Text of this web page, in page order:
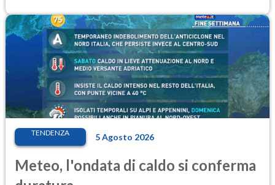
TENDENZA 5 Agosto 2026
Meteo, l'ondata di caldo si conferma